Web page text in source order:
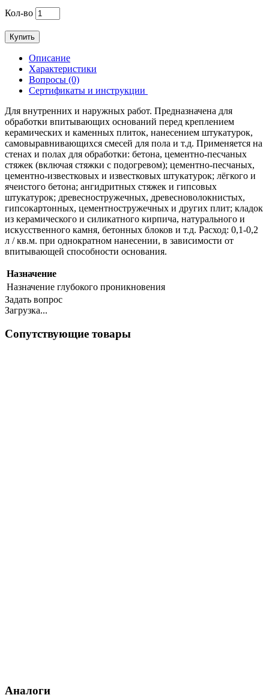
Кол-во
Купить
Описание
Характеристики
Вопросы (0)
Сертификаты и инструкции
Для внутренних и наружных работ. Предназначена для
обработки впитывающих оснований перед креплением
керамических и каменных плиток, нанесением штукатурок,
самовыравнивающихся смесей для пола и т.д. Применяется на
стенах и полах для обработки: бетона, цементно-песчаных
стяжек (включая стяжки с подогревом); цементно-песчаных,
цементно-известковых и известковых штукатурок; лёгкого и
ячеистого бетона; ангидритных стяжек и гипсовых
штукатурок; древесностружечных, древесноволокнистых,
гипсокартонных, цементностружечных и других плит; кладок
из керамического и силикатного кирпича, натурального и
искусственного камня, бетонных блоков и т.д. Расход: 0,1-0,2
л / кв.м. при однократном нанесении, в зависимости от
впитывающей способности основания.
Назначение
Назначение глубокого проникновения
Задать вопрос
Загрузка...
Сопутствующие товары
Аналоги